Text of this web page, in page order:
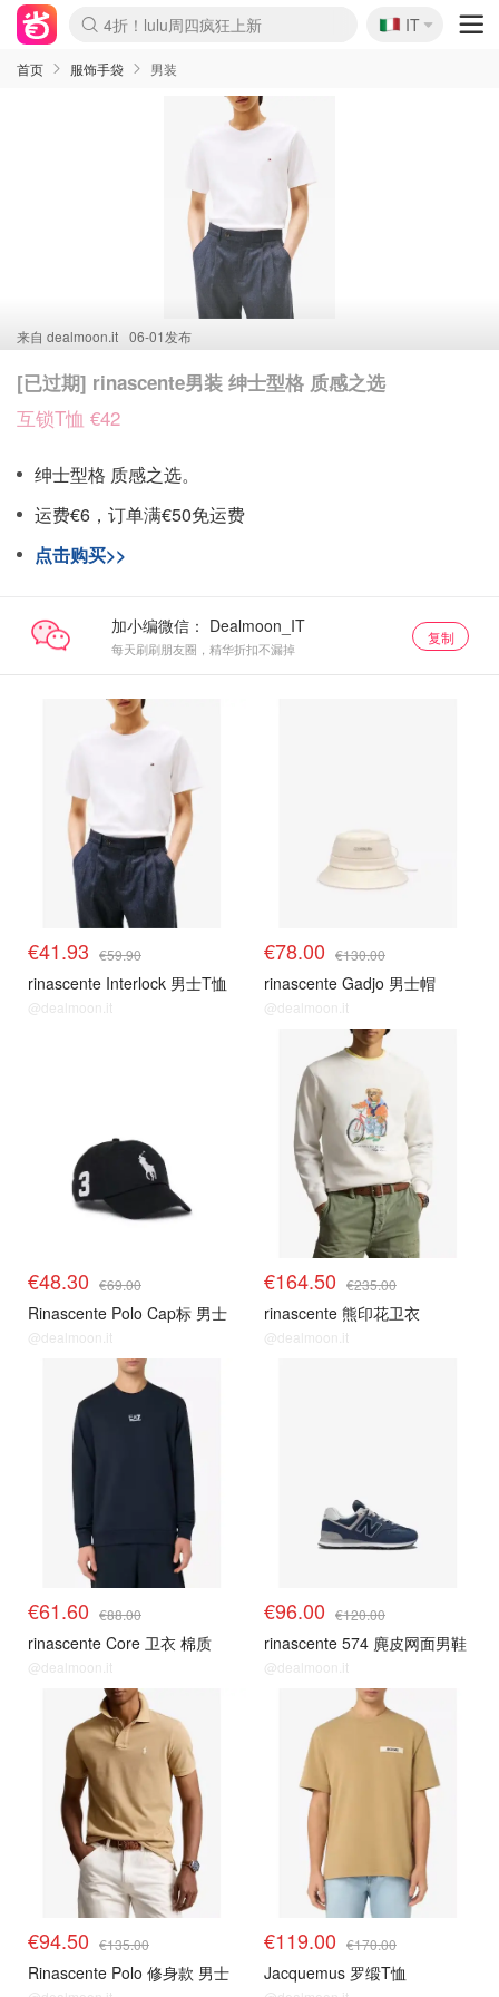
Boticinal 夏促开抢！
4折！lulu周四疯狂上新
速领！Stanley独家85折
Zalando 奥莱闪促！每日更新
🇮🇹
IT
首页 服饰手袋 男装
来自 dealmoon.it 06-01发布
[已过期] rinascente男装 绅士型格 质感之选
互锁T恤 €42
绅士型格 质感之选。
运费€6，订单满€50免运费
点击购买>>
加小编微信：
每天刷刷朋友圈，精华折扣不漏掉
复制
€41.93 €59.90
rinascente Interlock 男士T恤
@dealmoon.it
€78.00 €130.00
rinascente Gadjo 男士帽
@dealmoon.it
€48.30 €69.00
Rinascente Polo Cap标 男士
@dealmoon.it
€164.50 €235.00
rinascente 熊印花卫衣
@dealmoon.it
€61.60 €88.00
rinascente Core 卫衣 棉质
@dealmoon.it
€96.00 €120.00
rinascente 574 麂皮网面男鞋
@dealmoon.it
€94.50 €135.00
Rinascente Polo 修身款 男士
€119.00 €170.00
Jacquemus 罗缎T恤